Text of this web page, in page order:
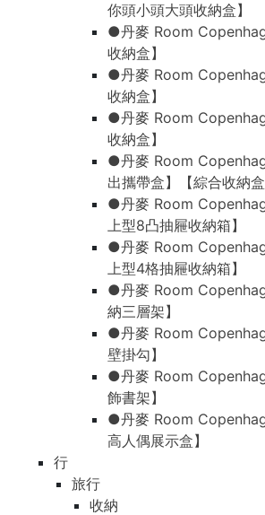
你頭小頭大頭收納盒】
●丹麥 Room
收納盒】
●丹麥 Room
收納盒】
●丹麥 Room
收納盒】
●丹麥 Room
出攜帶盒】【綜合收納盒
●丹麥 Room
上型8凸抽屜收納箱】
●丹麥 Room
上型4格抽屜收納箱】
●丹麥 Room
納三層架】
●丹麥 Room
壁掛勾】
●丹麥 Room
飾書架】
●丹麥 Room
高人偶展示盒】
行
旅行
收納